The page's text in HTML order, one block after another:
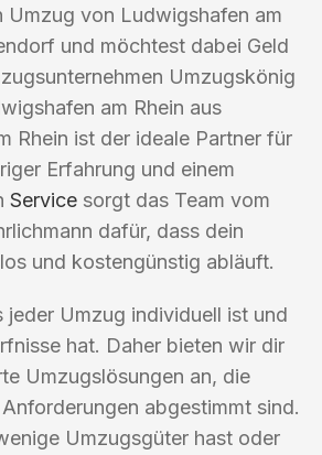
Umzug von Ludwigshafen am
und möchtest dabei Geld
Umzugskönig
am Rhein aus
Rhein ist der ideale Partner für
Erfahrung und einem
Service sorgt das Team vom
dafür, dass dein
und kostengünstig abläuft.
jeder Umzug individuell ist und
hat. Daher bieten wir dir
Umzugslösungen an, die
abgestimmt sind.
Umzugsgüter hast oder